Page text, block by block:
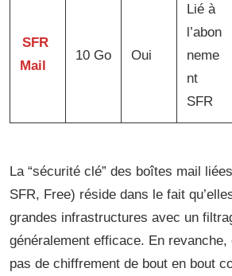
SFR
Mail
10 Go Oui
Lié à
l’abon
neme
nt
SFR
La “sécurité clé” des boîtes mail
SFR, Free) réside dans le fait
grandes infrastructures avec un
généralement efficace. En
pas de chiffrement de bout en bout